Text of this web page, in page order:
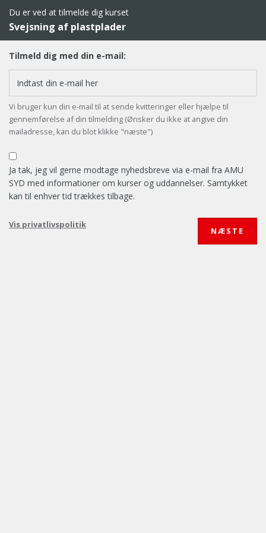
Du er ved at tilmelde dig kurset
Svejsning af plastplader
Tilmeld dig med din e-mail:
Vi bruger kun din e-mail til at sende kvitteringer eller hjælpe til
gennemførelse af din tilmelding (Ønsker du ikke at angive din
mailadresse, kan du blot klikke "næste")
Ja tak, jeg vil gerne modtage nyhedsbreve via e-mail fra AMU
SYD med informationer om kurser og uddannelser. Samtykket
kan til enhver tid trækkes tilbage.
Vis privatlivspolitik